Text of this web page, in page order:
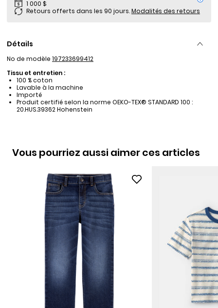
Retours offerts dans les 90 jours.Modalités des retours
Détails
No de modèle 197233699412
Tissu et entretien :
100 % coton
Lavable à la machine
Importé
Produit certifié selon la norme OEKO-TEX® STANDARD 100 :
20.HUS.39362 Hohenstein
Vous pourriez aussi aimer ces articles